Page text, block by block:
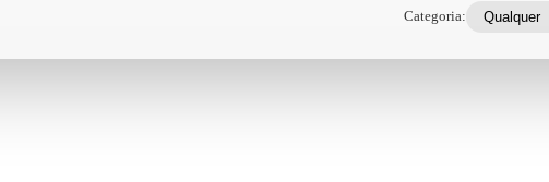
Categoria: